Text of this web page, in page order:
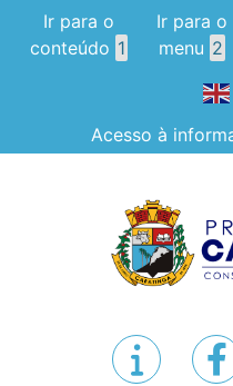
Ir para o
conteúdo 1
Ir para o
menu 2
Acesso à